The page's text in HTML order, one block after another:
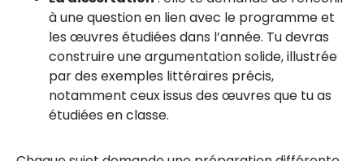
à une question en lien avec le programme et
les œuvres étudiées dans l’année. Tu devras
construire une argumentation solide, illustrée
par des exemples littéraires précis,
notamment ceux issus des œuvres que tu as
étudiées en classe.